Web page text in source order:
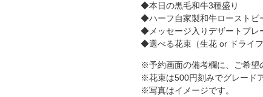
◆本日の黒毛和牛3種盛り
◆ハーフ自家製和牛ローストビ
◆メッセージ入りデザートプレ
◆選べる花束（生花 or ドライフ
※予約画面の備考欄に、ご希望
※花束は500円刻みでグレード
※写真はイメージです。